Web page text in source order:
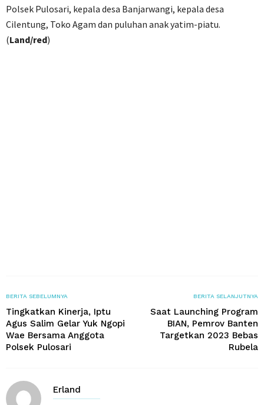
Polsek Pulosari, kepala desa Banjarwangi, kepala desa
Cilentung, Toko Agam dan puluhan anak yatim-piatu.
(Land/red)
BERITA SEBELUMNYA
Tingkatkan Kinerja, Iptu
Agus Salim Gelar Yuk Ngopi
Wae Bersama Anggota
Polsek Pulosari
BERITA SELANJUTNYA
Saat Launching Program
BIAN, Pemrov Banten
Targetkan 2023 Bebas
Rubela
Erland